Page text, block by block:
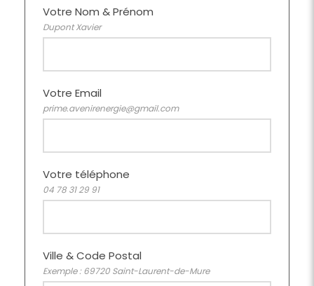
Votre Nom & Prénom
Dupont Xavier
Votre Email
prime.avenirenergie@gmail.com
Votre téléphone
04 78 31 29 91
Ville & Code Postal
Exemple : 69720 Saint-Laurent-de-Mure